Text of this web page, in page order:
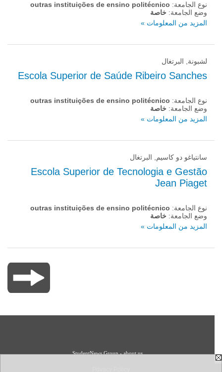
نوع الجامعة: outras instituições de ensino politécnico
وضع الجامعة: خاصة
المزيد من المعلومات »
لشبونة, البرتغال
Escola Superior de Saúde Ribeiro Sanches
نوع الجامعة: outras instituições de ensino politécnico
وضع الجامعة: خاصة
المزيد من المعلومات »
سانتياغو دو كاسيم, البرتغال
Escola Superior de Tecnologia e Gestão
Jean Piaget
نوع الجامعة: outras instituições de ensino politécnico
وضع الجامعة: خاصة
المزيد من المعلومات »
StudentNews Group - about us